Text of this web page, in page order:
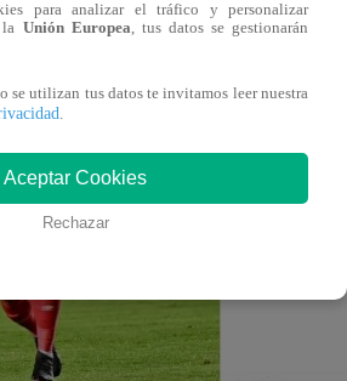
para analizar el tráfico y personalizar
Unión Europea, tus datos se gestionarán
se utilizan tus datos te invitamos leer nuestra
.
Aceptar Cookies
Rechazar